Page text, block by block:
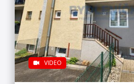
VIDEO